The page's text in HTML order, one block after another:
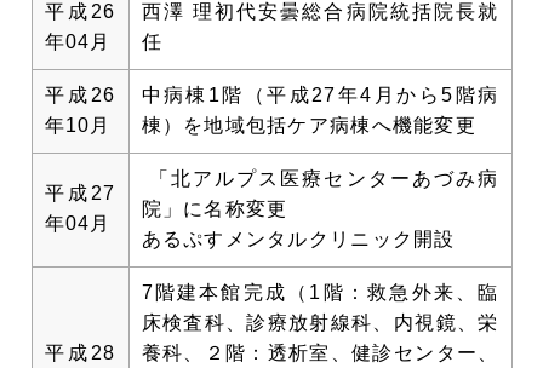
平成26
年04月
西澤 理初代安曇総合病院統括院長就
任
平成26
年10月
中病棟1階（平成27年4月から5階病
棟）を地域包括ケア病棟へ機能変更
平成27
年04月
「北アルプス医療センターあづみ病
院」に名称変更
あるぷすメンタルクリニック開設
平成28
7階建本館完成（1階：救急外来、臨
床検査科、診療放射線科、内視鏡、栄
養科、２階：透析室、健診センター、